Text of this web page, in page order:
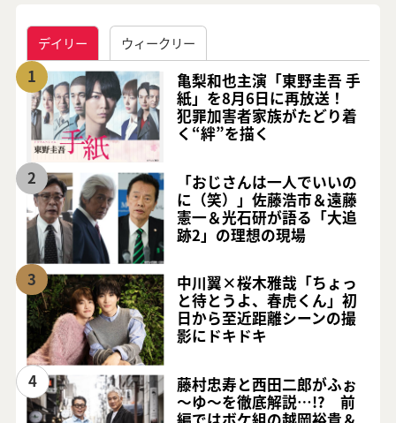
デイリー ウィークリー
1
亀梨和也主演「東野圭吾 手
紙」を8月6日に再放送！
犯罪加害者家族がたどり着
く“絆”を描く
2
「おじさんは一人でいいの
に（笑）」佐藤浩市＆遠藤
憲一＆光石研が語る「大追
跡2」の理想の現場
3
中川翼×桜木雅哉「ちょっ
と待とうよ、春虎くん」初
日から至近距離シーンの撮
影にドキドキ
4
藤村忠寿と西田二郎がふぉ
～ゆ～を徹底解説…!? 前